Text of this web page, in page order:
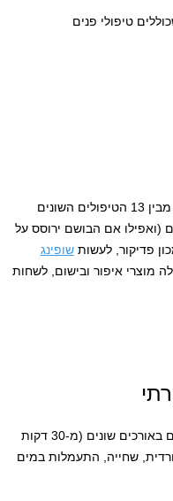
טיפולי פנים
החלק הכי מעניין בספא הוא שניתן לבחור מבין 13 הטיפולים השונים
(ואפילו אם הבושם ירוסס על
פדיקור, לעשותשופינג
מוצרי איפור ובישום, לשחות
שונים באורכים שונים (מ-30 דקות
נורדית, שחייה, התעמלות במים